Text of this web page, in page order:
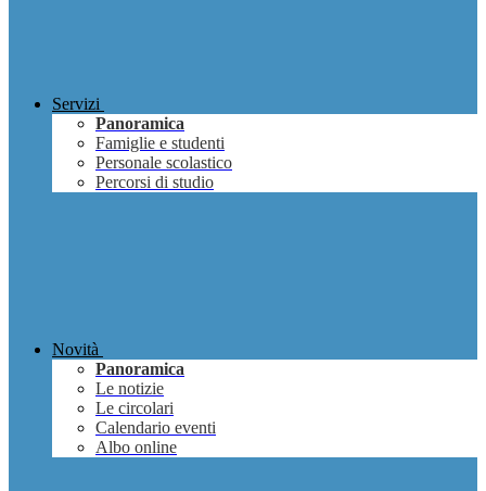
Servizi
Panoramica
Famiglie e studenti
Personale scolastico
Percorsi di studio
Novità
Panoramica
Le notizie
Le circolari
Calendario eventi
Albo online